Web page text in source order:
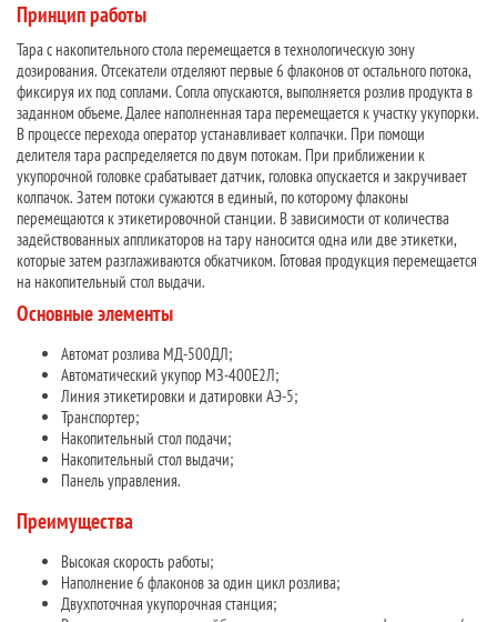
Принцип работы
Тара с накопительного стола перемещается в технологическую зону
дозирования. Отсекатели отделяют первые 6 флаконов от остального потока,
фиксируя их под соплами. Сопла опускаются, выполняется розлив продукта в
заданном объеме. Далее наполненная тара перемещается к участку укупорки.
В процессе перехода оператор устанавливает колпачки. При помощи
делителя тара распределяется по двум потокам. При приближении к
укупорочной головке срабатывает датчик, головка опускается и закручивает
колпачок. Затем потоки сужаются в единый, по которому флаконы
перемещаются к этикетировочной станции. В зависимости от количества
задействованных аппликаторов на тару наносится одна или две этикетки,
которые затем разглаживаются обкатчиком. Готовая продукция перемещается
на накопительный стол выдачи.
Основные элементы
Автомат розлива МД-500ДЛ;
Автоматический укупор МЗ-400Е2Л;
Линия этикетировки и датировки АЭ-5;
Транспортер;
Накопительный стол подачи;
Накопительный стол выдачи;
Панель управления.
Преимущества
Высокая скорость работы;
Наполнение 6 флаконов за один цикл розлива;
Двухпоточная укупорочная станция;